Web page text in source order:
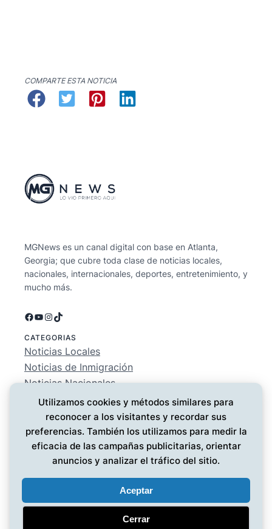
COMPARTE ESTA NOTICIA
MGNews es un canal digital con base en Atlanta,
Georgia; que cubre toda clase de noticias locales,
nacionales, internacionales, deportes, entretenimiento, y
mucho más.
Facebook
YouTube
Instagram
TikTok
CATEGORIAS
Noticias Locales
Noticias de Inmigración
Noticias Nacionales
Deportes
Entretenimiento
EMPRESA
Conócenos
Política de Privacidad
Utilizamos cookies y métodos similares para
reconocer a los visitantes y recordar sus
preferencias. También los utilizamos para medir la
eficacia de las campañas publicitarias, orientar
anuncios y analizar el tráfico del sitio.
Aceptar
Cerrar